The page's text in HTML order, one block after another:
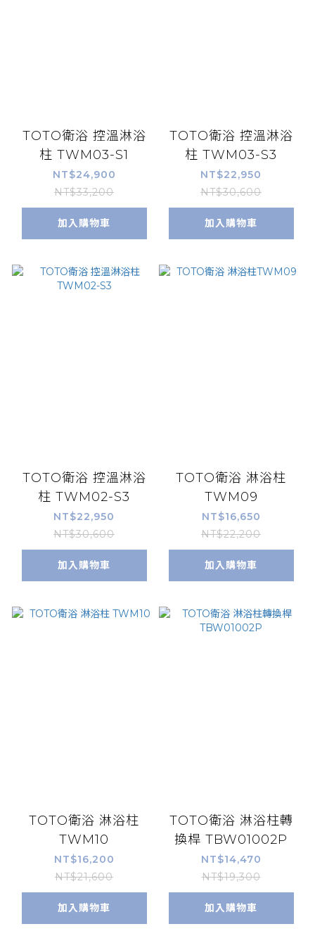
TOTO衛浴 控溫淋浴
柱 TWM03-S1
NT$24,900
NT$33,200
加入購物車
TOTO衛浴 控溫淋浴
柱 TWM03-S3
NT$22,950
NT$30,600
加入購物車
TOTO衛浴 控溫淋浴
柱 TWM02-S3
NT$22,950
NT$30,600
加入購物車
TOTO衛浴 淋浴柱
TWM09
NT$16,650
NT$22,200
加入購物車
TOTO衛浴 淋浴柱
TWM10
NT$16,200
NT$21,600
加入購物車
TOTO衛浴 淋浴柱轉
換桿 TBW01002P
NT$14,470
NT$19,300
加入購物車